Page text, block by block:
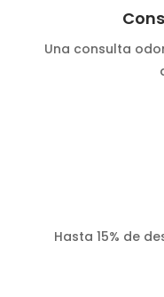
Una consulta
Hasta 15% de